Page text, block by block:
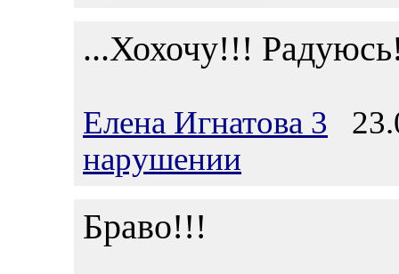
...Хохочу!!!
Елена Игнатова 3
нарушении
Браво!!!